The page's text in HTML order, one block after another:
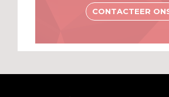
CONTACTEER